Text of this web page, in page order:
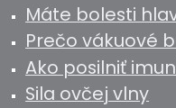
Máte bolesti
Prečo vákuové
Ako posilniť
Sila ovčej vlny